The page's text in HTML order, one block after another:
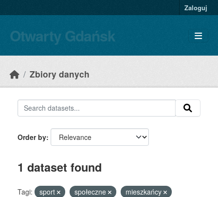
Zaloguj
Otwarty Gdańsk
Zbiory danych
Order by
1 dataset found
Tagi: sport społeczne
mieszkańcy